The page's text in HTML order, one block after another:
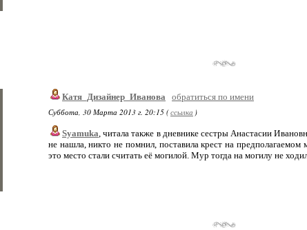
Катя_Дизайнер_Иванова
обратиться по имени
Суббота, 30 Марта 2013 г. 20:15 (ссылка )
Syamuka, читала также в дневнике сестры Анастасии
не нашла, никто не помнил, поставила крест на
это место стали считать её могилой. Мур тогда на могилу не